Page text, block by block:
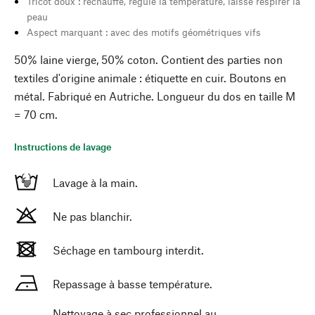
peau
Aspect marquant : avec des motifs géométriques vifs
50% laine vierge, 50% coton. Contient des parties non
textiles d'origine animale : étiquette en cuir. Boutons en
métal. Fabriqué en Autriche. Longueur du dos en taille M
= 70 cm.
Instructions de lavage
Lavage à la main.
Ne pas blanchir.
Séchage en tambourg interdit.
Repassage à basse température.